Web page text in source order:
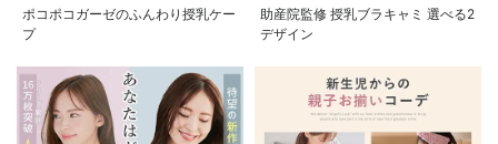
ポコポコガーゼのふんわり授乳ケー
プ
助産院監修 授乳ブラキャミ 選べる2
デザイン